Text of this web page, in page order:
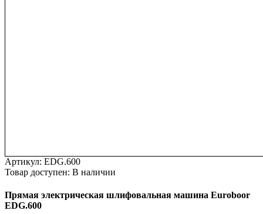
Артикул: EDG.600
Товар доступен: В наличии
Прямая электрическая шлифовальная машина Euroboor
EDG.600